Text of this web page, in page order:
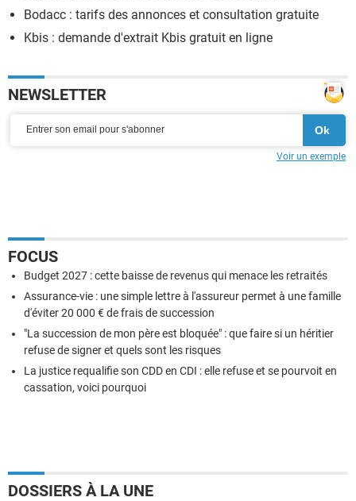
Bodacc : tarifs des annonces et consultation gratuite
Kbis : demande d'extrait Kbis gratuit en ligne
NEWSLETTER
Voir un exemple
FOCUS
Budget 2027 : cette baisse de revenus qui menace les retraités
Assurance-vie : une simple lettre à l'assureur permet à une famille
d'éviter 20 000 € de frais de succession
"La succession de mon père est bloquée" : que faire si un héritier
refuse de signer et quels sont les risques
La justice requalifie son CDD en CDI : elle refuse et se pourvoit en
cassation, voici pourquoi
DOSSIERS À LA UNE